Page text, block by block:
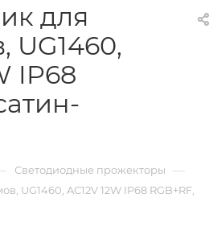
для
UG1460,
IP68
Светодиодные прожекторы —
UG1460, AC12V 12W IP68 RGB+RF,